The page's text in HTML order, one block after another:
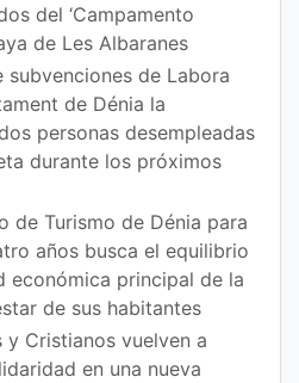
del ‘Campamento
de Les Albaranes
subvenciones de Labora
de Dénia la
personas desempleadas
durante los próximos
de Turismo de Dénia para
años busca el equilibrio
económica principal de la
de sus habitantes
y Cristianos vuelven a
en una nueva